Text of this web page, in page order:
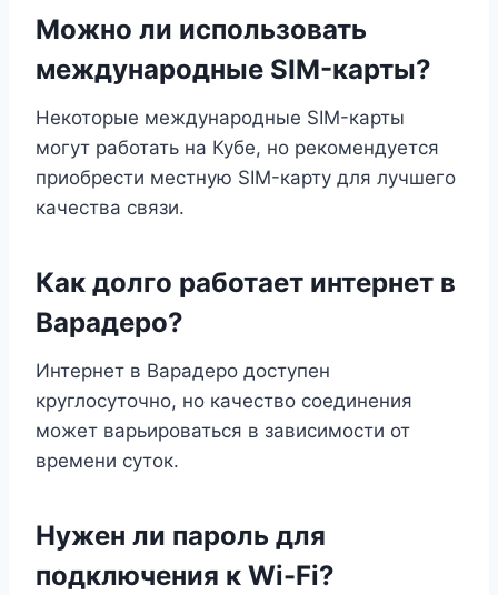
Можно ли использовать
международные SIM-карты?
Некоторые международные SIM-карты
могут работать на Кубе, но рекомендуется
приобрести местную SIM-карту для лучшего
качества связи.
Как долго работает интернет в
Варадеро?
Интернет в Варадеро доступен
круглосуточно, но качество соединения
может варьироваться в зависимости от
времени суток.
Нужен ли пароль для
подключения к Wi-Fi?